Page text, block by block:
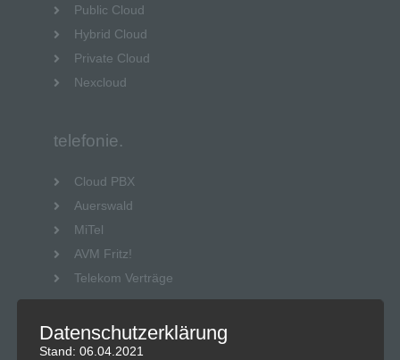
Public Cloud
Hybrid Cloud
Private Cloud
Nexcloud
telefonie.
Cloud PBX
Auerswald
MiTel
AVM Fritz!
Telekom Verträge
Hardware.
Datenschutzerklärung
Stand: 06.04.2021